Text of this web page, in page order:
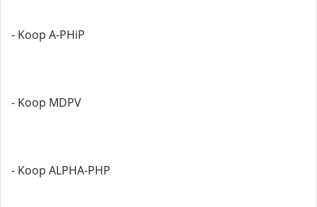
- Koop A-PHiP
- Koop MDPV
- Koop ALPHA-PHP